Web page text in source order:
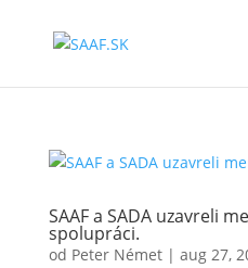
SAAF a SADA uzavreli
spolupráci.
od Peter Német| aug 27,